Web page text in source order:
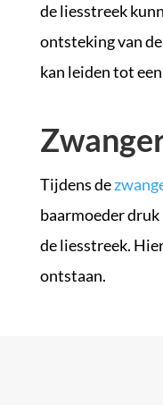
de liesstreek
ontsteking van
kan leiden tot
Tijdens de
baarmoeder
de liesstreek.
ontstaan.